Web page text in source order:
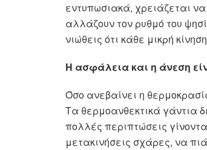
εντυπωσιακά, χρειάζεται
αλλάζουν τον ρυθμό του
νιώθεις ότι κάθε μικρή
Η ασφάλεια και η άνεση
Όσο ανεβαίνει η
Τα θερμοανθεκτικά γάντια
πολλές περιπτώσεις
μετακινήσεις σχάρες, να